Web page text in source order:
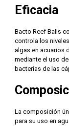
Eficacia
Bacto Reef Balls
controla los
algas en acuarios
mediante el uso
bacterias de las
La composición
para su uso en